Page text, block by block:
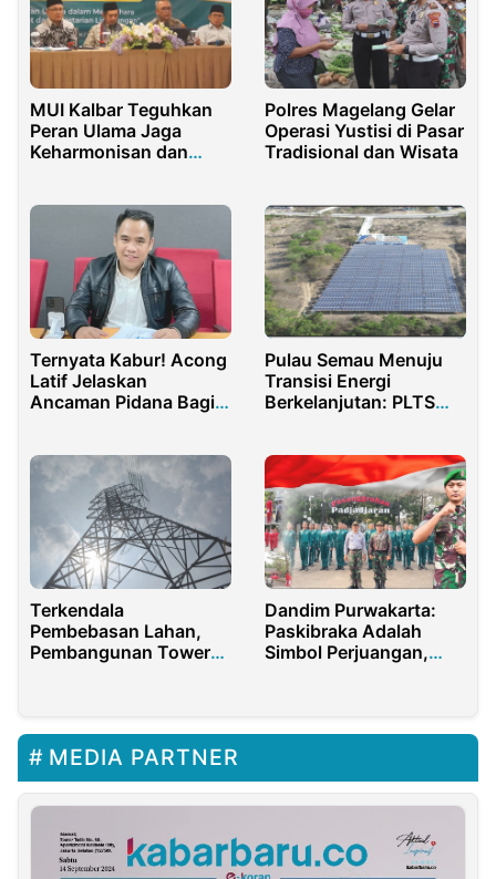
MUI Kalbar Teguhkan
Peran Ulama Jaga
Keharmonisan dan
Polres Magelang Gelar
Operasi Yustisi di Pasar
Tradisional dan Wisata
Ternyata Kabur! Acong
Latif Jelaskan
Ancaman Pidana Bagi
Pulau Semau Menuju
Transisi Energi
Berkelanjutan: PLTS
Terkendala
Pembebasan Lahan,
Pembangunan Tower
Dandim Purwakarta:
Paskibraka Adalah
Simbol Perjuangan,
MEDIA PARTNER